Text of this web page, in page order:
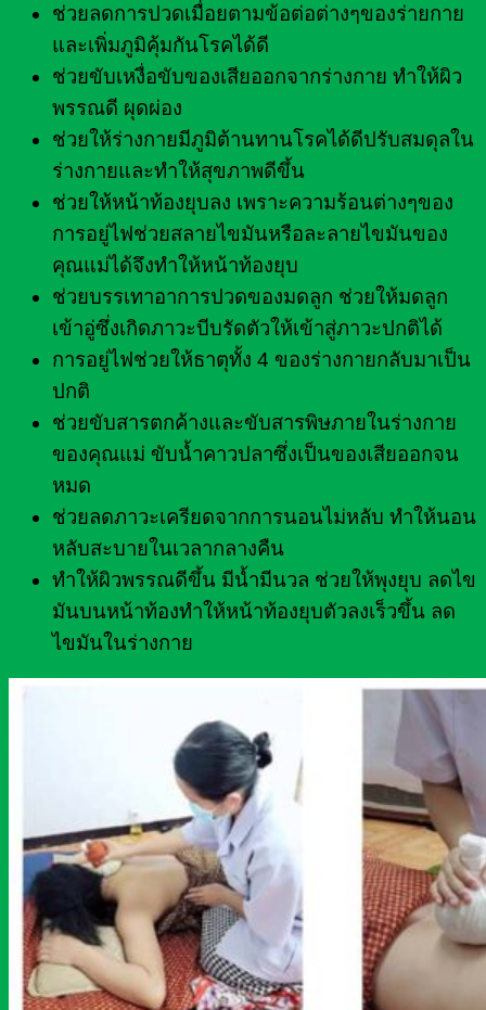
ช่วยลดการปวดเมื่อยตามข้อต่อต่างๆของร่ายกาย
และเพิ่มภูมิคุ้มกันโรคได้ดี
ช่วยขับเหงื่อขับของเสียออกจากร่างกาย ทำให้ผิว
พรรณดี ผุดผ่อง
ช่วยให้ร่างกายมีภูมิต้านทานโรคได้ดีปรับสมดุลใน
ร่างกายและทำให้สุขภาพดีขึ้น
ช่วยให้หน้าท้องยุบลง เพราะความร้อนต่างๆของ
การอยู่ไฟช่วยสลายไขมันหรือละลายไขมันของ
คุณแม่ได้จึงทำให้หน้าท้องยุบ
ช่วยบรรเทาอาการปวดของมดลูก ช่วยให้มดลูก
เข้าอู่ซึ่งเกิดภาวะบีบรัดตัวให้เข้าสู่ภาวะปกติได้
การอยู่ไฟช่วยให้ธาตุทั้ง 4 ของร่างกายกลับมาเป็น
ปกติ
ช่วยขับสารตกค้างและขับสารพิษภายในร่างกาย
ของคุณแม่ ขับน้ำคาวปลาซึ่งเป็นของเสียออกจน
หมด
ช่วยลดภาวะเครียดจากการนอนไม่หลับ ทำให้นอน
หลับสะบายในเวลากลางคืน
ทำให้ผิวพรรณดีขึ้น มีน้ำมีนวล ช่วยให้พุงยุบ ลดไข
มันบนหน้าท้องทำให้หน้าท้องยุบตัวลงเร็วขึ้น ลด
ไขมันในร่างกาย